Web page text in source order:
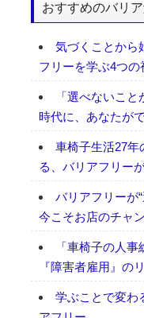
おすすめのバリ
気づくことから
フリーを学ぶ4つの
「選べないこと
時代に、あなたが
車椅子生活27年
る、バリアフリー
バリアフリーが
今こそお店のチャ
「車椅子の人
『障害者雇用』の
学ぶことで変わ